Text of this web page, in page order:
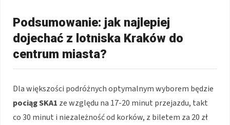
Podsumowanie: jak najlepiej
dojechać z lotniska Kraków do
centrum miasta?
Dla większości podróżnych optymalnym wyborem będzie
pociąg SKA1 ze względu na 17-20 minut przejazdu, takt
co 30 minut i niezależność od korków, z biletem za 20 zł